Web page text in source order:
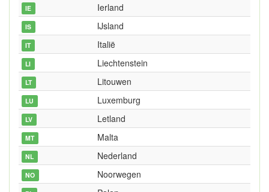
IE Ierland
IS IJsland
IT Italië
LI Liechtenstein
LT Litouwen
LU Luxemburg
LV Letland
MT Malta
NL Nederland
NO Noorwegen